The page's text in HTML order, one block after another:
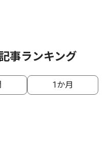
事ランキング
1か月